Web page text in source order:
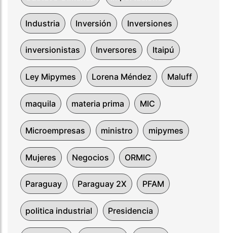
Industria Inversión Inversiones
inversionistas Inversores Itaipú
Ley Mipymes Lorena Méndez Maluff
maquila materia prima MIC
Microempresas ministro mipymes
Mujeres Negocios ORMIC
Paraguay Paraguay 2X PFAM
politica industrial Presidencia